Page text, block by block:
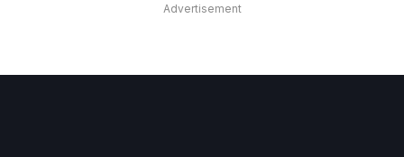
Advertisement